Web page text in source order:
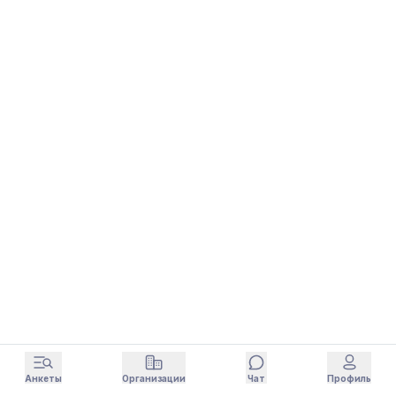
Анкеты Организации Чат Профиль